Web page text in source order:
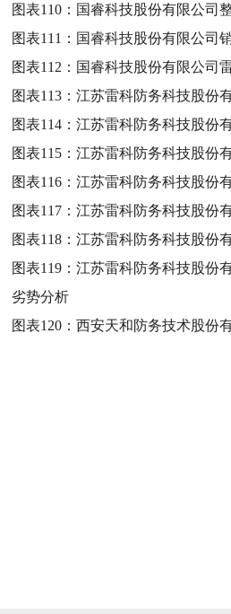
图表110： 国睿科技股份有限公司
图表111： 国睿科技股份有限公司
图表112： 国睿科技股份有限公司
图表113：江苏雷科防务科技股份
图表114：江苏雷科防务科技股份
图表115：江苏雷科防务科技股份
图表116：江苏雷科防务科技股份
图表117：江苏雷科防务科技股份
图表118：江苏雷科防务科技股份
图表119：江苏雷科防务科技股份
劣势分析
图表120：西安天和防务技术股份